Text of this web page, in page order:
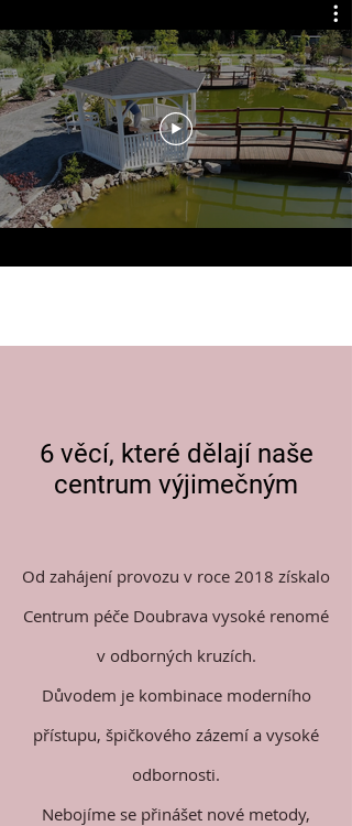
6 věcí, které dělají naše
centrum výjimečným
Od zahájení provozu v roce 2018 získalo
Centrum péče Doubrava vysoké renomé
v odborných kruzích.
Důvodem je kombinace moderního
přístupu, špičkového zázemí a vysoké
odbornosti.
Nebojíme se přinášet nové metody,